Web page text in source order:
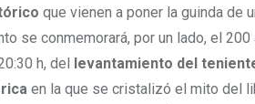
que vienen a poner la guinda de
se conmemorará, por un lado, el
h, del levantamiento del
en la que se cristalizó el mito del